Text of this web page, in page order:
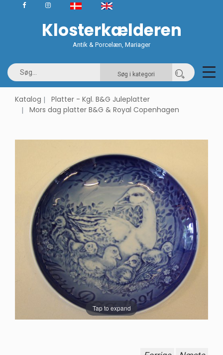
Klosterkælderen
Antik & Porcelæn, Mariager
Søg i kategori
Katalog
Platter - Kgl. B&G Juleplatter
Mors dag platter B&G & Royal Copenhagen
Tap to expand